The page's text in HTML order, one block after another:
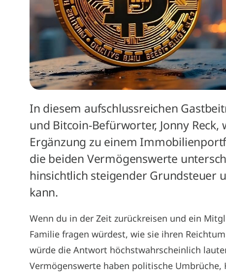
In diesem aufschlussreichen
und Bitcoin-Befürworter, Jonny
Ergänzung zu einem
die beiden Vermögenswerte
hinsichtlich steigender Grundsteuer
kann.
Wenn du in der Zeit zurückreisen und ein
Familie fragen würdest, wie sie ihren
würde die Antwort höchstwahrscheinlich
Vermögenswerte haben politische